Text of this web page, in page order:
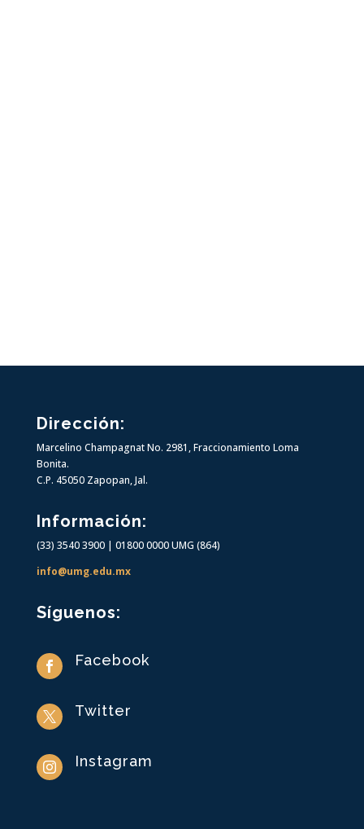
Dirección:
Marcelino Champagnat No. 2981,Fraccionamiento Loma
Bonita.
C.P. 45050 Zapopan, Jal.
Información:
(33) 3540 3900 | 01800 0000 UMG (864)
info@umg.edu.mx
Síguenos:
 Facebook
 Twitter
 Instagram